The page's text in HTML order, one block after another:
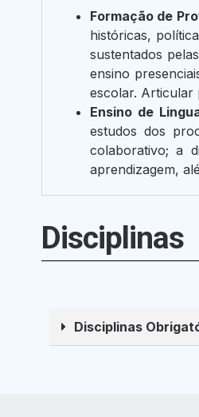
Formação de
históricas,
sustentados
ensino
escolar. Articular
Ensino de
estudos dos
colaborativo; a
aprendizagem,
Disciplinas
Disciplinas